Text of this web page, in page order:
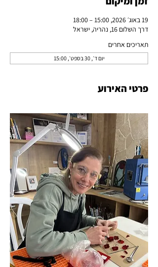
19 באוג׳ 2026, 15:00 – 18:00
דרך השלום 16, נהריה, ישראל
תאריכים אחרים
יום ד׳, 30 בספט׳, 15:00
פרטי האירוע